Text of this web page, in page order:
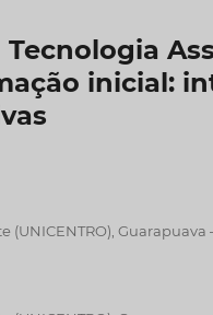
inicial:
Guarapuava